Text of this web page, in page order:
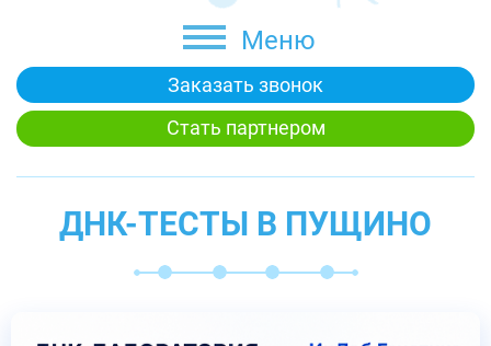
Меню
Заказать звонок
Стать партнером
ДНК-ТЕСТЫ В ПУЩИНО